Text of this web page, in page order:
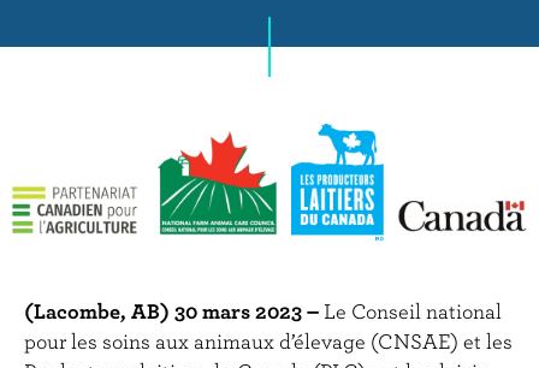
(Lacombe, AB) 30 mars 2023 – Le Conseil national
pour les soins aux animaux d’élevage (CNSAE) et les